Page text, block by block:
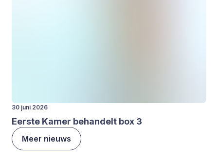
30 juni 2026
Eer­ste Kamer behan­delt box 3
Meer nieuws